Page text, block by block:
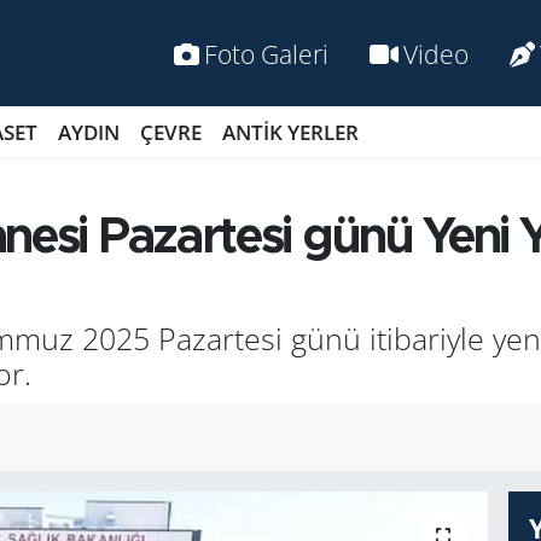
Foto Galeri Video
AYDIN ÇEVRE ANTİK YERLER
Pazartesi günü Yeni
2025 Pa­zar­te­si günü iti­ba­riy­le